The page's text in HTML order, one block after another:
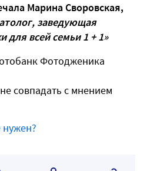
Марина Своровская,
заведующая
для всей семьи 1 + 1»
Фотодженика
совпадать с мнением
нужен?